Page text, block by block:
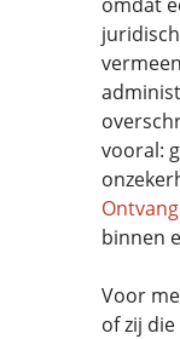
vooral:
binnen
Voor
of zij